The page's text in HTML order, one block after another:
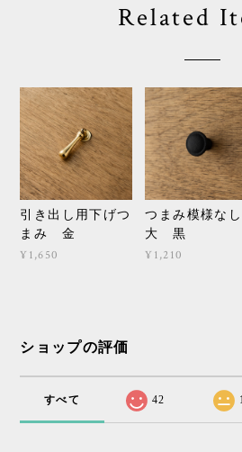
Related
引き出し用下げつ
まみ 金
¥1,650
つまみ模様な
大 黒
¥1,210
ショップの評価
すべて 42